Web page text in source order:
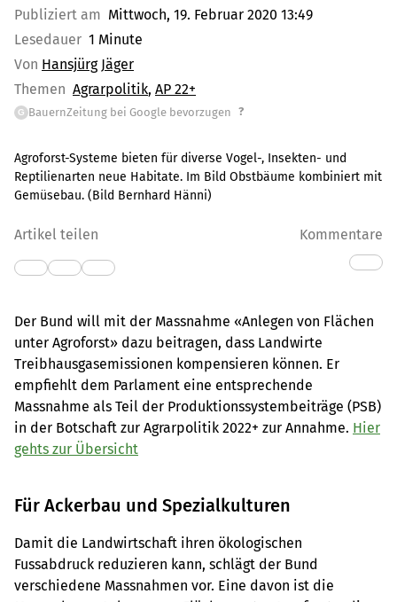
Publiziert am Mittwoch, 19. Februar 2020 13:49
Lesedauer 1 Minute
Von Hansjürg Jäger
Themen Agrarpolitik AP 22+
G BauernZeitung bei Google bevorzugen ?
Agroforst-Systeme bieten für diverse Vogel-, Insekten- und
Reptilienarten neue Habitate. Im Bild Obstbäume kombiniert mit
Gemüsebau. (Bild Bernhard Hänni)
Artikel teilen Kommentare
Der Bund will mit der Massnahme «Anlegen von Flächen
unter Agroforst» dazu beitragen, dass Landwirte
Treibhausgasemissionen kompensieren können. Er
empfiehlt dem Parlament eine entsprechende
Massnahme als Teil der Produktionssystembeiträge (PSB)
in der Botschaft zur Agrarpolitik 2022+ zur Annahme. Hier
gehts zur Übersicht
Für Ackerbau und Spezialkulturen
Damit die Landwirtschaft ihren ökologischen
Fussabdruck reduzieren kann, schlägt der Bund
verschiedene Massnahmen vor. Eine davon ist die